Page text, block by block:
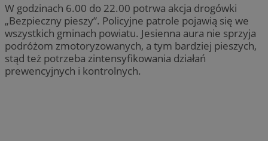
W godzinach 6.00 do 22.00 potrwa akcja drogówki
„Bezpieczny pieszy”. Policyjne patrole pojawią się we
wszystkich gminach powiatu. Jesienna aura nie sprzyja
podróżom zmotoryzowanych, a tym bardziej pieszych,
stąd też potrzeba zintensyfikowania działań
prewencyjnych i kontrolnych.